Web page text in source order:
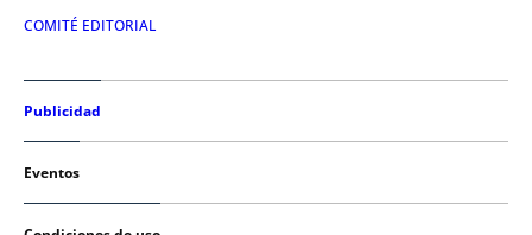
COMITÉ EDITORIAL
Publicidad
Eventos